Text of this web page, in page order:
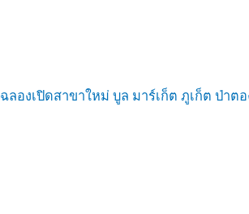
ฉลองเปิดสาขาใหม่ บูล มาร์เก็ต ภูเก็ต ป่าตอ